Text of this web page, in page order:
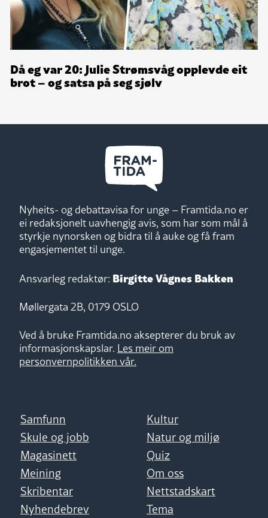
Då eg var 20: Julie Strømsvåg opplevde eit
brot – og satsa på seg sjølv
Nyheits- og debattavisa for unge – Framtida.no er
ei redaksjonelt uavhengig avis, som har som mål å
styrkje nynorsken og bidra til å auke og få fram
engasjementet til unge.
Ansvarleg redaktør: Birgitte Vågnes Bakken
Møllergata 2B, 0179 OSLO
Ved å bruke Framtida.no aksepterer du bruk av
informasjonskapslar. Les meir om
personvernpolitikken vår.
Samfunn
Kultur
Skule og jobb
Natur og miljø
Magasinett
Quiz
Meining
Om oss
Skribentar
Nettstadskart
Nyhendebrev
Tema